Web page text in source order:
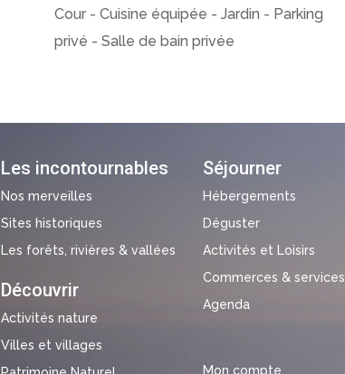
Cour - Cuisine équipée - Jardin - Parking
privé - Salle de bain privée
Les incontournables
Nos merveilles
Sites historiques
Les forêts, rivières & vallées
Découvrir
Activités nature
Villes et villages
Séjourner
Hébergements
Déguster
Activités et Loisirs
Commerces & services
Agenda
Mon compte